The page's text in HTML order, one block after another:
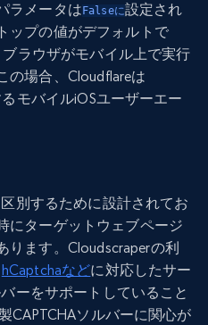
ラメータは Falseに設定され
ップの値がデフォルトで
ラウザがモバイル上で実行
の場合、Cloudflareは
モバイルiOSユーザーエー
別するために設計されてお
にターゲットウェブページ
ます。Cloudscraperの利
hCaptchaなどに対応したサー
ーをサポートしていること
CAPTCHAソルバーに関心が